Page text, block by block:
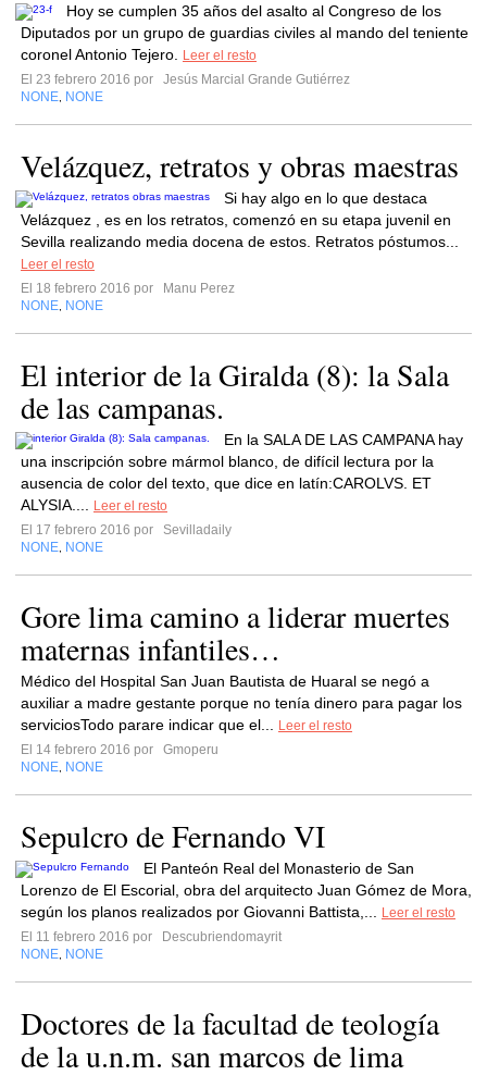
Hoy se cumplen 35 años del asalto al Congreso de los
Diputados por un grupo de guardias civiles al mando del teniente
coronel Antonio Tejero.
Leer el resto
El 23 febrero 2016 por
Jesús Marcial Grande Gutiérrez
NONE NONE
Velázquez, retratos y obras maestras
Si hay algo en lo que destaca
Velázquez , es en los retratos, comenzó en su etapa juvenil en
Sevilla realizando media docena de estos. Retratos póstumos...
Leer el resto
El 18 febrero 2016 por
Manu Perez
NONE NONE
El interior de la Giralda (8): la Sala
de las campanas.
En la SALA DE LAS CAMPANA hay
una inscripción sobre mármol blanco, de difícil lectura por la
ausencia de color del texto, que dice en latín:CAROLVS. ET
ALYSIA....
Leer el resto
El 17 febrero 2016 por
Sevilladaily
NONE NONE
Gore lima camino a liderar muertes
maternas infantiles…
Médico del Hospital San Juan Bautista de Huaral se negó a
auxiliar a madre gestante porque no tenía dinero para pagar los
serviciosTodo parare indicar que el...
Leer el resto
El 14 febrero 2016 por
Gmoperu
NONE NONE
Sepulcro de Fernando VI
El Panteón Real del Monasterio de San
Lorenzo de El Escorial, obra del arquitecto Juan Gómez de Mora,
según los planos realizados por Giovanni Battista,...
Leer el resto
El 11 febrero 2016 por
Descubriendomayrit
NONE NONE
Doctores de la facultad de teología
de la u.n.m. san marcos de lima